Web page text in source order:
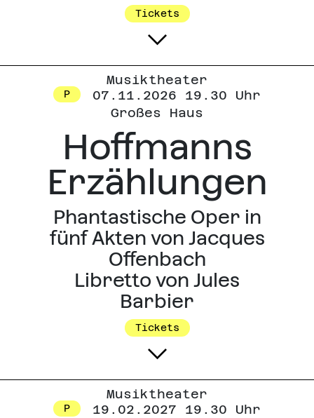
Tickets
P 07.11.2026 19.30 Uhr
Musiktheater
Großes Haus
Hoffmanns
Erzählungen
Phantastische Oper in
fünf Akten von Jacques
Offenbach
Libretto von Jules
Barbier
Tickets
P 19.02.2027 19.30 Uhr
Musiktheater